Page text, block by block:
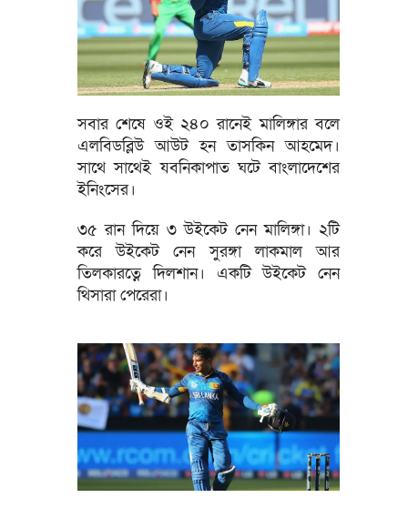
সবার শেষে ওই ২৪০ রানেই মালিঙ্গার বলে
এলবিডব্লিউ আউট হন তাসকিন আহমেদ।
সাথে সাথেই যবনিকাপাত ঘটে বাংলাদেশের
ইনিংসের।
৩৫ রান দিয়ে ৩ উইকেট নেন মালিঙ্গা। ২টি
করে উইকেট নেন সুরঙ্গা লাকমাল আর
তিলকারত্নে দিলশান। একটি উইকেট নেন
থিসারা পেরেরা।